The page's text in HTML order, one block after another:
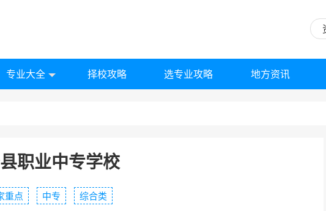
专业大全 择校攻略 选专业攻略 地方资讯
职业中专学校
重点 中专 综合类